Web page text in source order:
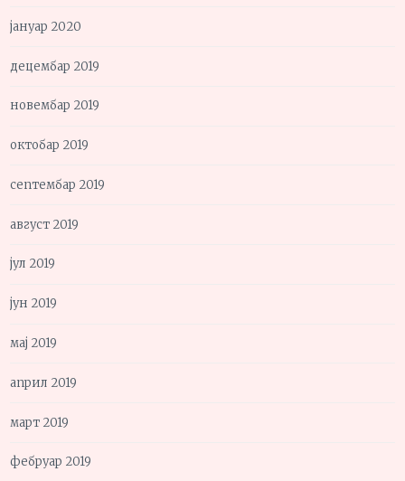
јануар 2020
децембар 2019
новембар 2019
октобар 2019
септембар 2019
август 2019
јул 2019
јун 2019
мај 2019
април 2019
март 2019
фебруар 2019